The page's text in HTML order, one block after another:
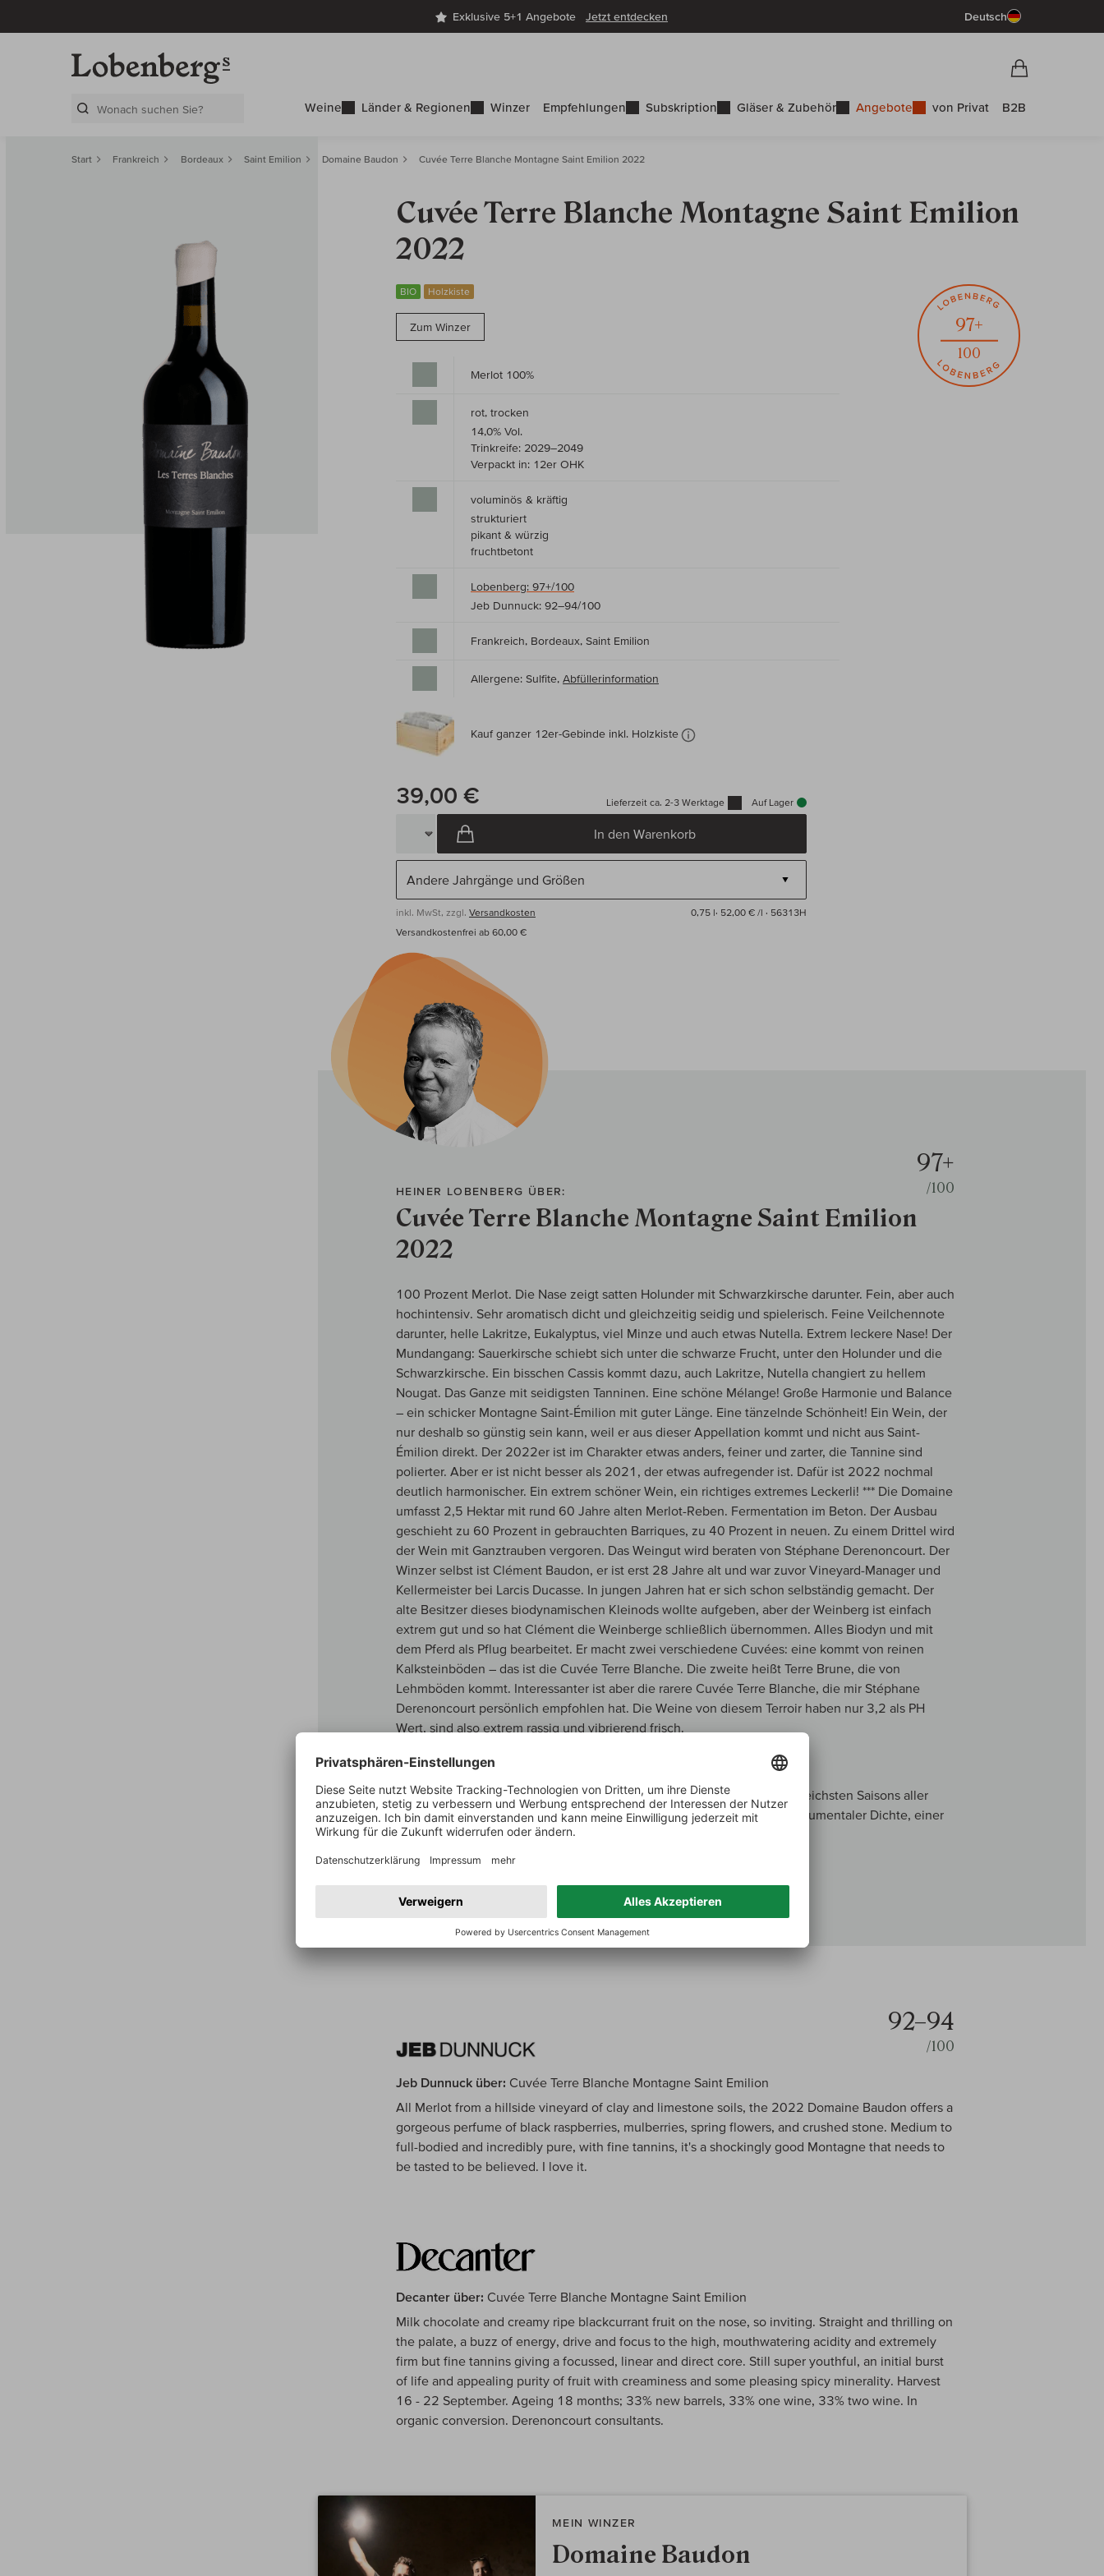
Exklusive 5+1 Angebote Jetzt entdecken Deutsch
Weine Länder & Regionen Winzer Empfehlungen Subskription Gläser & Zubehör Angebote von Privat B2B
Start Frankreich Bordeaux Saint Emilion Domaine Baudon Cuvée Terre Blanche Montagne Saint Emilion 2022
Cuvée Terre Blanche Montagne Saint Emilion
2022
BIO Holzkiste
Zum Winzer 97+
100
Merlot 100%
rot, trocken
14,0% Vol.
Trinkreife: 2029–2049
Verpackt in: 12er OHK
voluminös & kräftig
strukturiert
pikant & würzig
fruchtbetont
Lobenberg: 97+/100
Jeb Dunnuck: 92–94/100
Frankreich, Bordeaux, Saint Emilion
Allergene: Sulfite, Abfüllerinformation
Kauf ganzer 12er-Gebinde inkl. Holzkiste
39,00 € Lieferzeit ca. 2-3 Werktage Auf Lager
In den Warenkorb
inkl. MwSt, zzgl. Versandkosten 0,75 l· 52,00 € /l · 56313H
Versandkostenfrei ab 60,00 €
HEINER LOBENBERG ÜBER:
Cuvée Terre Blanche Montagne Saint Emilion
2022
97+
/100
100 Prozent Merlot. Die Nase zeigt satten Holunder mit Schwarzkirsche darunter. Fein, aber auch
hochintensiv. Sehr aromatisch dicht und gleichzeitig seidig und spielerisch. Feine Veilchennote
darunter, helle Lakritze, Eukalyptus, viel Minze und auch etwas Nutella. Extrem leckere Nase! Der
Mundangang: Sauerkirsche schiebt sich unter die schwarze Frucht, unter den Holunder und die
Schwarzkirsche. Ein bisschen Cassis kommt dazu, auch Lakritze, Nutella changiert zu hellem
Nougat. Das Ganze mit seidigsten Tanninen. Eine schöne Mélange! Große Harmonie und Balance
– ein schicker Montagne Saint-Émilion mit guter Länge. Eine tänzelnde Schönheit! Ein Wein, der
nur deshalb so günstig sein kann, weil er aus dieser Appellation kommt und nicht aus Saint-
Émilion direkt. Der 2022er ist im Charakter etwas anders, feiner und zarter, die Tannine sind
polierter. Aber er ist nicht besser als 2021, der etwas aufregender ist. Dafür ist 2022 nochmal
deutlich harmonischer. Ein extrem schöner Wein, ein richtiges extremes Leckerli! *** Die Domaine
umfasst 2,5 Hektar mit rund 60 Jahre alten Merlot-Reben. Fermentation im Beton. Der Ausbau
geschieht zu 60 Prozent in gebrauchten Barriques, zu 40 Prozent in neuen. Zu einem Drittel wird
der Wein mit Ganztrauben vergoren. Das Weingut wird beraten von Stéphane Derenoncourt. Der
Winzer selbst ist Clément Baudon, er ist erst 28 Jahre alt und war zuvor Vineyard-Manager und
Kellermeister bei Larcis Ducasse. In jungen Jahren hat er sich schon selbständig gemacht. Der
alte Besitzer dieses biodynamischen Kleinods wollte aufgeben, aber der Weinberg ist einfach
extrem gut und so hat Clément die Weinberge schließlich übernommen. Alles Biodyn und mit
dem Pferd als Pflug bearbeitet. Er macht zwei verschiedene Cuvées: eine kommt von reinen
Kalksteinböden – das ist die Cuvée Terre Blanche. Die zweite heißt Terre Brune, die von
Lehmböden kommt. Interessanter ist aber die rarere Cuvée Terre Blanche, die mir Stéphane
Derenoncourt persönlich empfohlen hat. Die Weine von diesem Terroir haben nur 3,2 als PH
Wert, sind also extrem rassig und vibrierend frisch.
JAHRGANGSBERICHT
Der Ausnahme-Jahrgang 2022 gilt als eine der konzentriertesten und reichsten Saisons aller
Zeiten – trotz extremer Sommerhitze bestechen die Top-Weine mit monumentaler Dichte, einer
überraschend tiefen Säurestruktur und beispiellosem Lagerpotenzial.
Zum Jahrgangsbericht
92–94
/100
Jeb Dunnuck über: Cuvée Terre Blanche Montagne Saint Emilion
All Merlot from a hillside vineyard of clay and limestone soils, the 2022 Domaine Baudon offers a
gorgeous perfume of black raspberries, mulberries, spring flowers, and crushed stone. Medium to
full-bodied and incredibly pure, with fine tannins, it's a shockingly good Montagne that needs to
be tasted to be believed. I love it.
Decanter über: Cuvée Terre Blanche Montagne Saint Emilion
Milk chocolate and creamy ripe blackcurrant fruit on the nose, so inviting. Straight and thrilling on
the palate, a buzz of energy, drive and focus to the high, mouthwatering acidity and extremely
firm but fine tannins giving a focussed, linear and direct core. Still super youthful, an initial burst
of life and appealing purity of fruit with creaminess and some pleasing spicy minerality. Harvest
16 - 22 September. Ageing 18 months; 33% new barrels, 33% one wine, 33% two wine. In
organic conversion. Derenoncourt consultants.
MEIN WINZER
Domaine Baudon